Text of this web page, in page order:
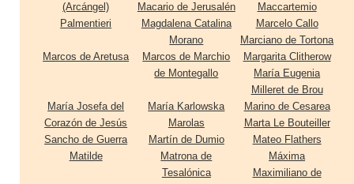
(Arcángel)
Palmentieri
Macario de Jerusalén
Maccartemio
Magdalena Catalina
Morano
Marcelo Callo
Marciano de Tortona
Marcos de Aretusa
Marcos de Marchio
de Montegallo
Margarita Clitherow
María Eugenia
Milleret de Brou
María Josefa del
Corazón de Jesús
Sancho de Guerra
María Karlowska
Marino de Cesarea
Marolas
Marta Le Bouteiller
Martín de Dumio
Mateo Flathers
Matilde
Matrona de
Tesalónica
Máxima
Maximiliano de